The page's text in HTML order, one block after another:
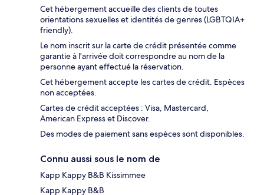
Cet hébergement accueille des clients de toutes
orientations sexuelles et identités de genres (LGBTQIA+
friendly).
Le nom inscrit sur la carte de crédit présentée comme
garantie à l'arrivée doit correspondre au nom de la
personne ayant effectué la réservation.
Cet hébergement accepte les cartes de crédit. Espèces
non acceptées.
Cartes de crédit acceptées : Visa, Mastercard,
American Express et Discover.
Des modes de paiement sans espèces sont disponibles.
Connu aussi sous le nom de
Kapp Kappy B&B Kissimmee
Kapp Kappy B&B